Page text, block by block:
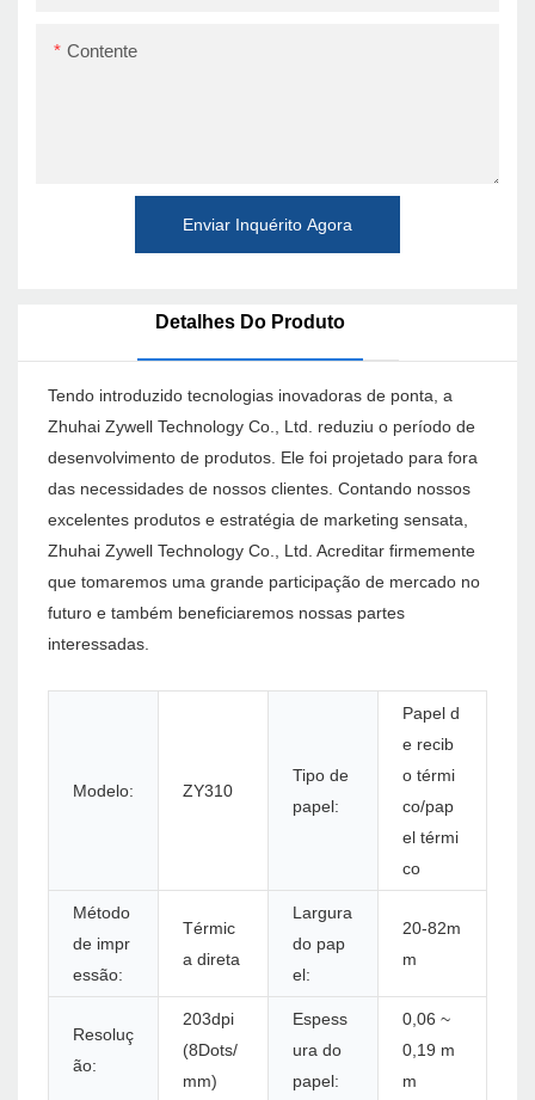
Contente
Enviar Inquérito Agora
Detalhes Do Produto
Tendo introduzido tecnologias inovadoras de ponta, a
Zhuhai Zywell Technology Co., Ltd. reduziu o período de
desenvolvimento de produtos. Ele foi projetado para fora
das necessidades de nossos clientes. Contando nossos
excelentes produtos e estratégia de marketing sensata,
Zhuhai Zywell Technology Co., Ltd. Acreditar firmemente
que tomaremos uma grande participação de mercado no
futuro e também beneficiaremos nossas partes
interessadas.
Modelo: ZY310
Tipo de
papel:
Papel d
e recib
o térmi
co/pap
el térmi
co
Método
de impr
essão:
Térmic
a direta
Largura
do pap
el:
20-82m
m
Resoluç
ão:
203dpi
(8Dots/
mm)
Espess
ura do
papel:
0,06 ~
0,19 m
m